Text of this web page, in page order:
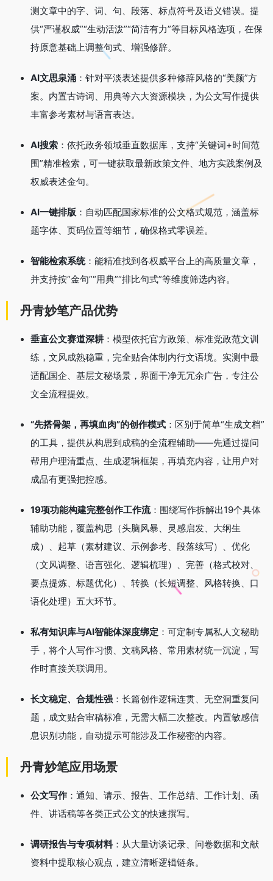
测文章中的字、词、句、段落、标点符号及语义错误。提
供“严谨权威”“生动活泼”“简洁有力”等目标风格选项，在保
持原意基础上调整句式、增强修辞。
AI文思泉涌 ：针对平淡表述提供多种修辞风格的“美颜”方
案。内置古诗词、用典等六大资源模块，为公文写作提供
丰富参考素材与语言表达。
AI搜索 ：依托政务领域垂直数据库，支持“关键词+时间范
围”精准检索，可一键获取最新政策文件、地方实践案例及
权威表述金句。
AI一键排版 ：自动匹配国家标准的公文格式规范，涵盖标
题字体、页码位置等细节，确保格式零误差。
智能检索系统：能精准找到各权威平台上的高质量文章，
并支持按“金句”“用典”“排比句式”等维度筛选内容。
丹青妙笔产品优势
垂直公文赛道深耕：模型依托官方政策、标准党政范文训
练，文风成熟稳重，完全贴合体制内行文语境。实测中最
适配国企、基层文秘场景，界面干净无冗余广告，专注公
文全流程提效。
“先搭骨架，再填血肉”的创作模式 ：区别于简单“生成文档”
的工具，提供从构思到成稿的全流程辅助——先通过提问
帮用户理清重点、生成逻辑框架，再填充内容，让用户对
成品有更强把控感。
19项功能构建完整创作工作流：围绕写作拆解出19个具体
辅助功能，覆盖构思（头脑风暴、灵感启发、大纲生
成）、起草（素材建议、示例参考、段落续写）、优化
（文风调整、语言强化、逻辑梳理）、完善（格式校对、
要点提炼、标题优化）、转换（长短调整、风格转换、口
语化处理）五大环节。
私有知识库与AI智能体深度绑定 ：可定制专属私人文秘助
手，将个人写作习惯、文稿风格、常用素材统一沉淀，写
作时直接关联调用。
长文稳定、合规性强 ：长篇创作逻辑连贯、无空洞重复问
题，成文贴合审稿标准，无需大幅二次整改。内置敏感信
息识别功能，自动提示可能涉及工作秘密的内容。
丹青妙笔应用场景
公文写作 ：通知、请示、报告、工作总结、工作计划、函
件、讲话稿等各类正式公文的快速撰写。
调研报告与专项材料：从大量访谈记录、问卷数据和文献
资料中提取核心观点，建立清晰逻辑链条。